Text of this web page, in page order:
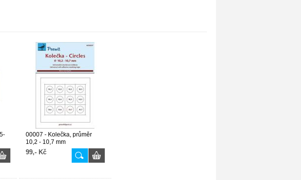
00007 - Kolečka, průměr
10,2 - 10,7 mm
99,- Kč